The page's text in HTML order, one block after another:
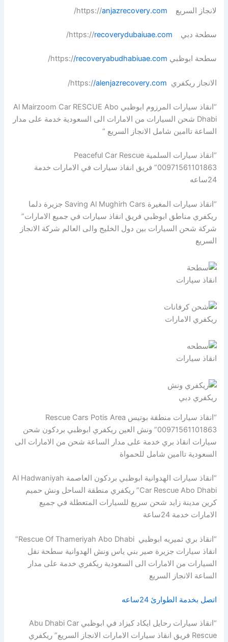
لانجاز السريع https:// anjazrecovery.com
/
سطحة دبي https:// recoverydubaiuae.com
/
سطحة ابوظبي https:/ /recoveryabudhabiuae.com
/
الانجاز ريكفري https:/ /alenjazrecovery.com
/
“انقاذ سيارات المرزوم ابوظبي Al Mairzoom Car RESCUE Abo
Dhabi شحن السيارات من الامارات الى السعودية خدمة على مدار
الساعة تاامين شامل الانجاز السريع “
“انقاذ سيارات السلمية Peaceful Car Rescue
00971561101863” فريق انقاذ سيارات في الامارات خدمة
24ساعه
“انقاذ سيارات المغيرة Saving Al Mughirh Cars جزيرة دلما
ريكفري مناطق ابوظبي فريق انقاذ سيارات في جميع الامارات”
شركة شحن السيارات بين دول الخليج والى العالم شركة الانجاز
السريع
انقاذ سيارات
ريكفري الامارات
انقاذ سيارات
ريكفري دبي
“انقاذ سيارات منطقة بوتيس Rescue Cars Potis Area
00971561101863” ونش العين ريكفري ابوظبي بردكون شحن
سيارات انقاذ بري خدمة على مدار الساعة شحن من الامارات الى
السعودية تاامين شامل للحمواة
“انقاذ سيارات الهدوانية ابوظبي بردكون العاصمة Al Hadwaniyah
Car Rescue Abo Dhabi” ريكفري منطقة الساحل ونش حميم
كرين مدينة زايد شحن سريع للسيارات المتعطلة في جميع
الامارات خدمة 24ساعة
“انقاذ بري ثميريه ابوظبي Rescue Of Thameriyah Abo Dhabi”
انقاذ سيارات جزيرة صير بني ياس ونش الهدوانية سطحة نقل
السيارات من الامارات الى السعودية ريكفري خدمة على مدار
الساعة الانجاز السريع
اتصل بخدمة الطوارئ 24ساعه
“انقاذ سيارات رحايل ايكاد كيزاد في ابوظبي Abu Dhabi Car
Rescue فريق انقاذ سيارات الامارات الانجاز السريع” ريكفري